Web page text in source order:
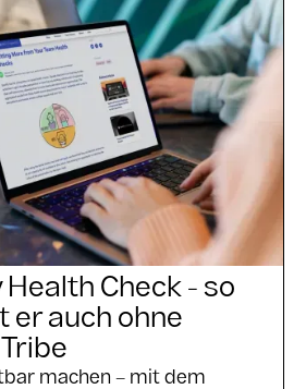
Health Check - so
er auch ohne
machen – mit dem